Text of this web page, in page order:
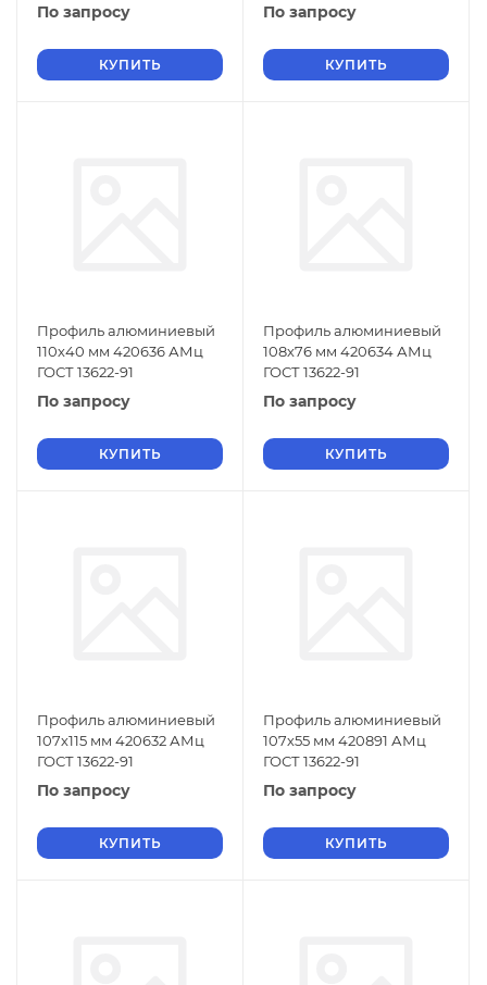
По запросу
КУПИТЬ
По запросу
КУПИТЬ
Профиль алюминиевый
110х40 мм 420636 АМц
ГОСТ 13622-91
По запросу
КУПИТЬ
Профиль алюминиевый
108х76 мм 420634 АМц
ГОСТ 13622-91
По запросу
КУПИТЬ
Профиль алюминиевый
107х115 мм 420632 АМц
ГОСТ 13622-91
По запросу
КУПИТЬ
Профиль алюминиевый
107х55 мм 420891 АМц
ГОСТ 13622-91
По запросу
КУПИТЬ